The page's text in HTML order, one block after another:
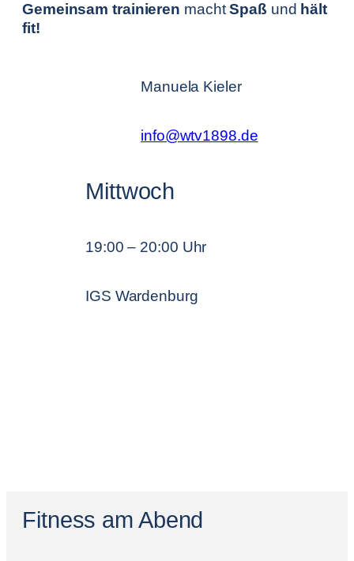
Gemeinsam trainieren machtSpaß und hält
fit!
Manuela Kieler
info@wtv1898.de
Mittwoch
19:00 – 20:00 Uhr
IGS Wardenburg
Fitness am Abend